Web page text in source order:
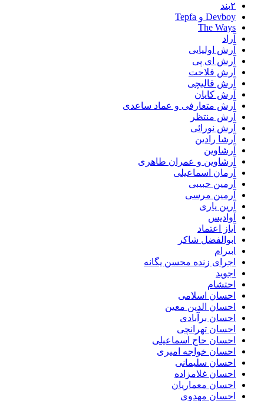
۲بند
Devboy و Tepfa
The Ways
آراد
آرش اولیایی
آرش ای پی
آرش فلاحت
آرش قالیچی
آرش کایان
آرش متعارفی و عماد ساعدی
آرش منتظر
آرش نورائی
آرشا رادین
آرشاوین
آرشاوین و عمران طاهری
آرمان اسماعیلی
آرمین حبیبی
آرمین مرسی
آرین یاری
آوادیس
آیاز اعتماد
ابوالفضل شاکر
ابیرام
اجرای زنده محسن یگانه
اجوید
احتشام
احسان اسلامی
احسان الدین معین
احسان برآبادی
احسان تهرانچی
احسان حاج اسماعیلی
احسان خواجه امیری
احسان سلیمانی
احسان غلامزاده
احسان معماریان
احسان مهدوی